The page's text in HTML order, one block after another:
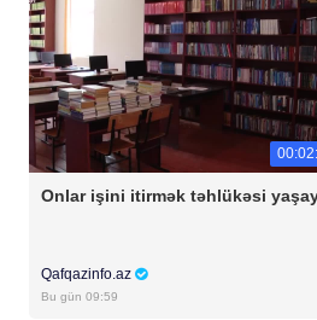
Onlar işini itirmək təhlükəsi
Qafqazinfo.az
Bu gün 09:59